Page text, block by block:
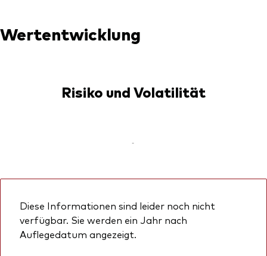
Wertentwicklung
Risiko und Volatilität
-
Diese Informationen sind leider noch nicht
verfügbar. Sie werden ein Jahr nach
Auflegedatum angezeigt.